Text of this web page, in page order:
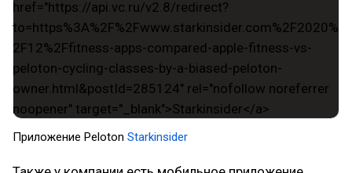
Приложение Peloton Starkinsider